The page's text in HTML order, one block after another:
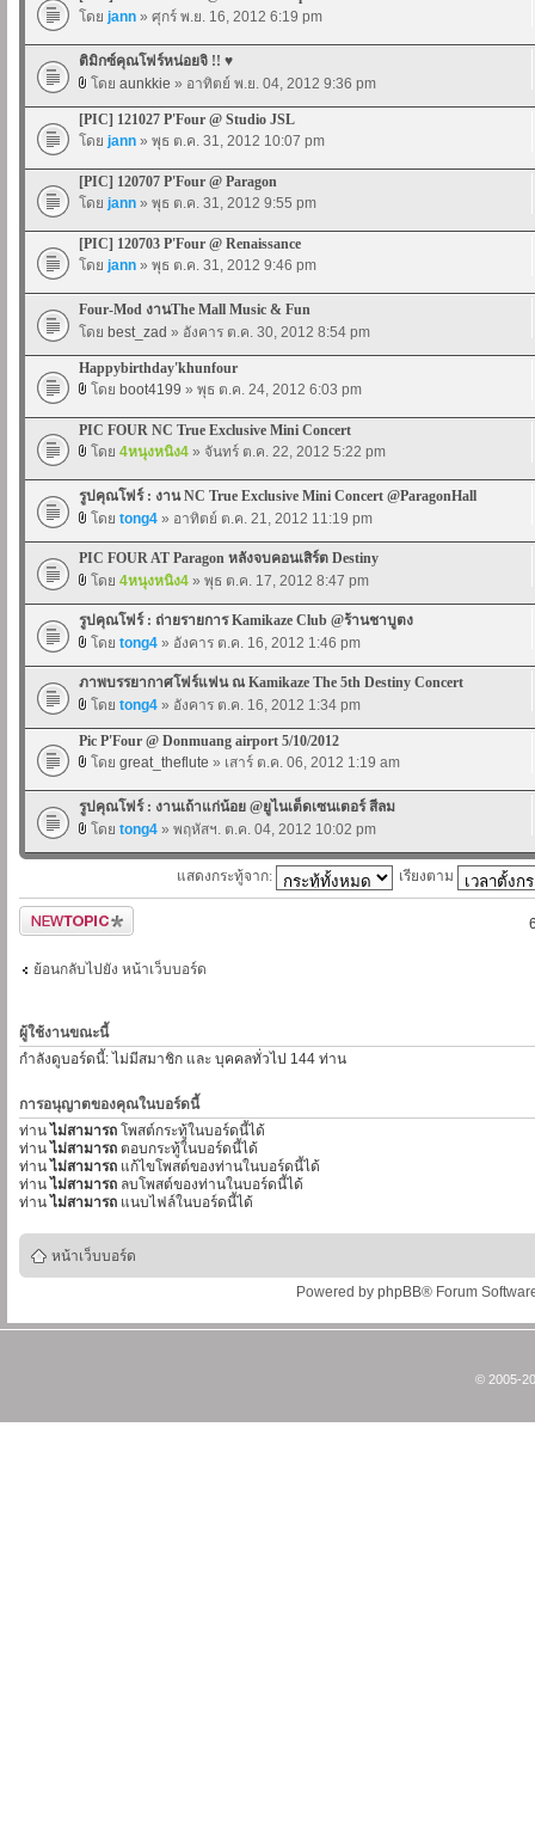
โดย jann » ศุกร์ พ.ย. 16, 2012 6:19 pm
ติมิกซ์คุณโฟร์หน่อยจิ !! ♥
โดย aunkkie » อาทิตย์ พ.ย. 04, 2012 9:36 pm
[PIC] 121027 P'Four @ Studio JSL
โดย jann » พุธ ต.ค. 31, 2012 10:07 pm
[PIC] 120707 P'Four @ Paragon
โดย jann » พุธ ต.ค. 31, 2012 9:55 pm
[PIC] 120703 P'Four @ Renaissance
โดย jann » พุธ ต.ค. 31, 2012 9:46 pm
Four-Mod งานThe Mall Music & Fun
โดย best_zad » อังคาร ต.ค. 30, 2012 8:54 pm
Happybirthday'khunfour
โดย boot4199 » พุธ ต.ค. 24, 2012 6:03 pm
PIC FOUR NC True Exclusive Mini Concert
โดย 4หนุงหนิง4 » จันทร์ ต.ค. 22, 2012 5:22 pm
รูปคุณโฟร์ : งาน NC True Exclusive Mini Concert @ParagonHall
โดย tong4 » อาทิตย์ ต.ค. 21, 2012 11:19 pm
PIC FOUR AT Paragon หลังจบคอนเสิร์ต Destiny
โดย 4หนุงหนิง4 » พุธ ต.ค. 17, 2012 8:47 pm
รูปคุณโฟร์ : ถ่ายรายการ Kamikaze Club @ร้านชาบูตง
โดย tong4 » อังคาร ต.ค. 16, 2012 1:46 pm
ภาพบรรยากาศโฟร์แฟน ณ Kamikaze The 5th Destiny Concert
โดย tong4 » อังคาร ต.ค. 16, 2012 1:34 pm
Pic P'Four @ Donmuang airport 5/10/2012
โดย great_theflute » เสาร์ ต.ค. 06, 2012 1:19 am
รูปคุณโฟร์ : งานเถ้าแก่น้อย @ยูไนเต็ดเซนเตอร์ สีลม
โดย tong4 » พฤหัสฯ. ต.ค. 04, 2012 10:02 pm
แสดงกระทู้จาก: เรียงตาม
ตั้งกระทู้ใหม่
ย้อนกลับไปยัง หน้าเว็บบอร์ด
ผู้ใช้งานขณะนี้
กำลังดูบอร์ดนี้: ไม่มีสมาชิก และ บุคคลทั่วไป 144 ท่าน
การอนุญาตของคุณในบอร์ดนี้
ท่าน ไม่สามารถ โพสต์กระทู้ในบอร์ดนี้ได้
ท่าน ไม่สามารถ ตอบกระทู้ในบอร์ดนี้ได้
ท่าน ไม่สามารถ แก้ไขโพสต์ของท่านในบอร์ดนี้ได้
ท่าน ไม่สามารถ ลบโพสต์ของท่านในบอร์ดนี้ได้
ท่าน ไม่สามารถ แนบไฟล์ในบอร์ดนี้ได้
หน้าเว็บบอร์ด
Powered by phpBB® Forum
© 2005-